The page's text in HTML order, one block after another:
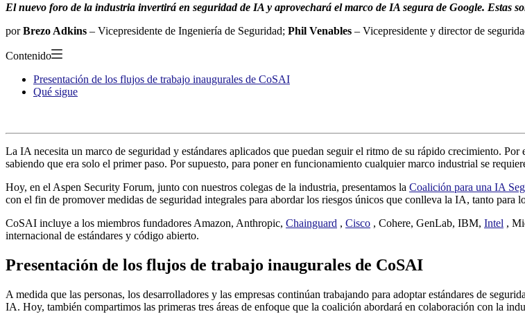
El nuevo foro de la industria invertirá en seguridad de IA y aprovechará el marco de IA segura de Google. Estas
porBrezo Adkins – Vicepresidente de Ingeniería de Seguridad; Phil Venables – Vicepresidente y director de
Contenido
Presentación de los flujos de trabajo inaugurales de CoSAI
Qué sigue
La IA necesita un marco de seguridad y estándares aplicados que puedan seguir el ritmo de su rápido crecimiento. Por
sabiendo que era solo el primer paso. Por supuesto, para poner en funcionamiento cualquier marco industrial se
Hoy, en el Aspen Security Forum, junto con nuestros colegas de la industria, presentamos la Coalición para una IA
con el fin de promover medidas de seguridad integrales para abordar los riesgos únicos que conlleva la IA, tanto para
CoSAI incluye a los miembros fundadores Amazon, Anthropic, Chainguard , Cisco , Cohere, GenLab, IBM, Intel ,
internacional de estándares y código abierto.
Presentación de los flujos de trabajo inaugurales de CoSAI
A medida que las personas, los desarrolladores y las empresas continúan trabajando para adoptar estándares de
IA. Hoy, también compartimos las primeras tres áreas de enfoque que la coalición abordará en colaboración con la